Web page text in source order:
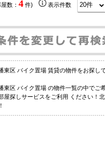
数： 4件) 表示件数
東区 バイク置場 賃貸の物件をお探し
東区 バイク置場 の物件一覧の中でご
屋探しサービスをご利用 ください！